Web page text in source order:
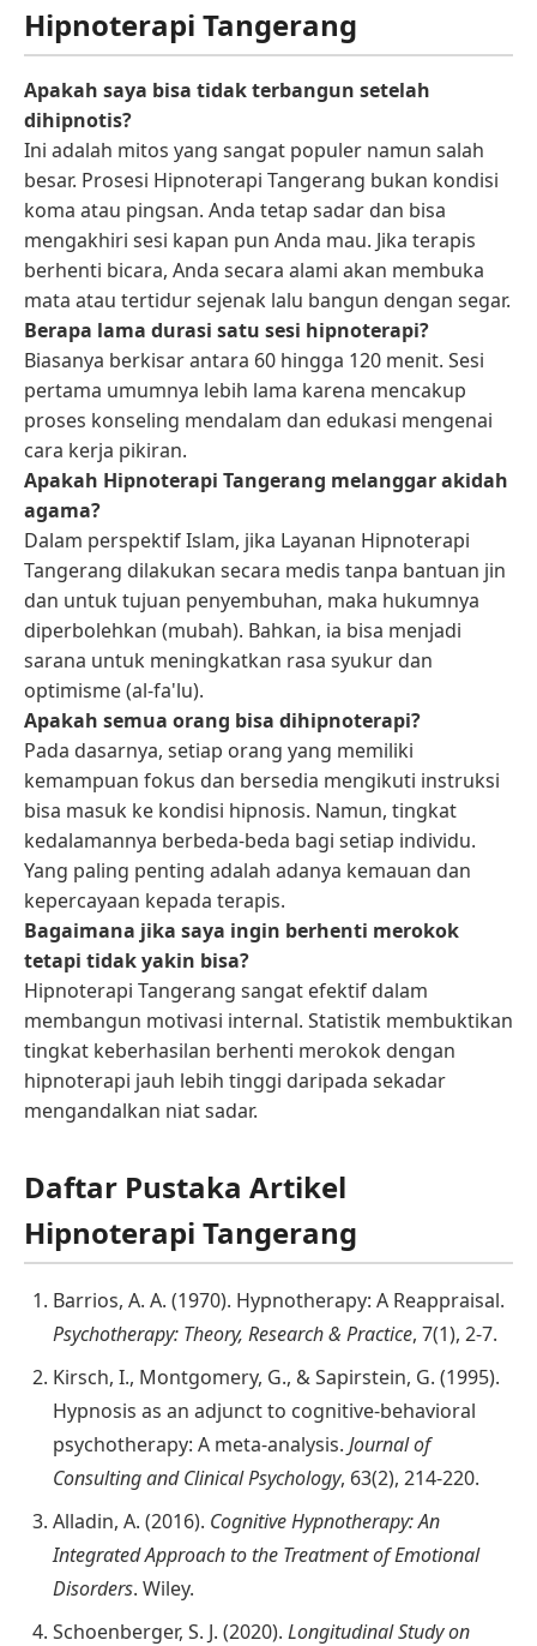
Hipnoterapi Tangerang
Apakah saya bisa tidak terbangun setelah
dihipnotis?
Ini adalah mitos yang sangat populer namun salah
besar. Prosesi Hipnoterapi Tangerang bukan kondisi
koma atau pingsan. Anda tetap sadar dan bisa
mengakhiri sesi kapan pun Anda mau. Jika terapis
berhenti bicara, Anda secara alami akan membuka
mata atau tertidur sejenak lalu bangun dengan segar.
Berapa lama durasi satu sesi hipnoterapi?
Biasanya berkisar antara 60 hingga 120 menit. Sesi
pertama umumnya lebih lama karena mencakup
proses konseling mendalam dan edukasi mengenai
cara kerja pikiran.
Apakah Hipnoterapi Tangerang melanggar akidah
agama?
Dalam perspektif Islam, jika Layanan Hipnoterapi
Tangerang dilakukan secara medis tanpa bantuan jin
dan untuk tujuan penyembuhan, maka hukumnya
diperbolehkan (mubah). Bahkan, ia bisa menjadi
sarana untuk meningkatkan rasa syukur dan
optimisme (al-fa'lu).
Apakah semua orang bisa dihipnoterapi?
Pada dasarnya, setiap orang yang memiliki
kemampuan fokus dan bersedia mengikuti instruksi
bisa masuk ke kondisi hipnosis. Namun, tingkat
kedalamannya berbeda-beda bagi setiap individu.
Yang paling penting adalah adanya kemauan dan
kepercayaan kepada terapis.
Bagaimana jika saya ingin berhenti merokok
tetapi tidak yakin bisa?
Hipnoterapi Tangerang sangat efektif dalam
membangun motivasi internal. Statistik membuktikan
tingkat keberhasilan berhenti merokok dengan
hipnoterapi jauh lebih tinggi daripada sekadar
mengandalkan niat sadar.
Daftar Pustaka Artikel
Hipnoterapi Tangerang
Barrios, A. A. (1970). Hypnotherapy: A Reappraisal.
Psychotherapy: Theory, Research & Practice, 7(1), 2-7.
Kirsch, I., Montgomery, G., & Sapirstein, G. (1995).
Hypnosis as an adjunct to cognitive-behavioral
psychotherapy: A meta-analysis. Journal of
Consulting and Clinical Psychology, 63(2), 214-220.
Alladin, A. (2016). Cognitive Hypnotherapy: An
Integrated Approach to the Treatment of Emotional
Disorders. Wiley.
Schoenberger, S. J. (2020). Longitudinal Study on